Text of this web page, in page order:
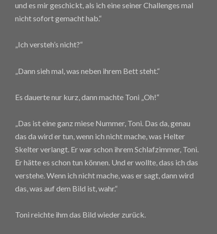
und es mir geschickt, als ich eine seiner Challenges mal
nicht sofort gemacht hab.“
„Ich versteh’s nicht?“
„Dann sieh mal, was neben ihrem Bett steht.“
Es dauerte nur kurz, dann machte Toni „Oh!“
„Das ist eine ganz miese Nummer, Toni. Das da, genau
das da wird er tun, wenn ich nicht mache, was Helter
Skelter verlangt. Er war schon ihrem Schlafzimmer, Toni.
Er hätte es schon tun können. Und er wollte, dass ich das
verstehe. Wenn ich nicht mache, was er sagt, dann wird
das, was auf dem Bild ist, wahr.“
Toni reichte ihm das Bild wieder zurück.